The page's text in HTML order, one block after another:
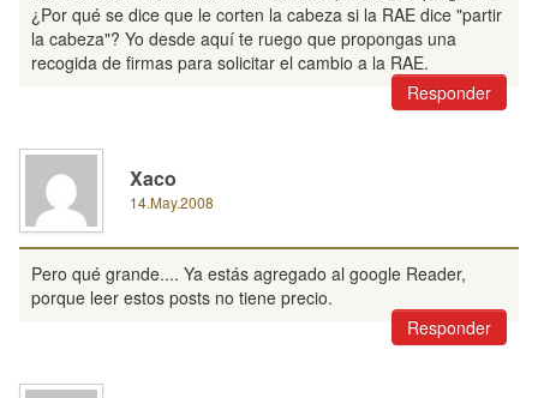
¿Por qué se dice que le corten la cabeza si la RAE dice "partir
la cabeza"? Yo desde aquí te ruego que propongas una
recogida de firmas para solicitar el cambio a la RAE.
Responder
Xaco
14.May.2008
Pero qué grande.... Ya estás agregado al google Reader,
porque leer estos posts no tiene precio.
Responder